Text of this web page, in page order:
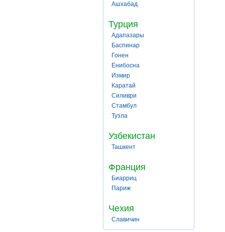
Ашхабад
Турция
Адапазары
Баспинар
Гонен
Енибосна
Измир
Каратай
Силиври
Стамбул
Тузла
Узбекистан
Ташкент
Франция
Биарриц
Париж
Чехия
Славичин